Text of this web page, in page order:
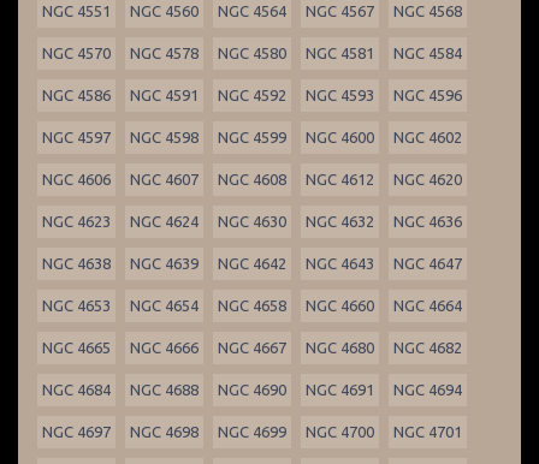
NGC 4551 NGC 4560 NGC 4564 NGC 4567 NGC 4568
NGC 4570 NGC 4578 NGC 4580 NGC 4581 NGC 4584
NGC 4586 NGC 4591 NGC 4592 NGC 4593 NGC 4596
NGC 4597 NGC 4598 NGC 4599 NGC 4600 NGC 4602
NGC 4606 NGC 4607 NGC 4608 NGC 4612 NGC 4620
NGC 4623 NGC 4624 NGC 4630 NGC 4632 NGC 4636
NGC 4638 NGC 4639 NGC 4642 NGC 4643 NGC 4647
NGC 4653 NGC 4654 NGC 4658 NGC 4660 NGC 4664
NGC 4665 NGC 4666 NGC 4667 NGC 4680 NGC 4682
NGC 4684 NGC 4688 NGC 4690 NGC 4691 NGC 4694
NGC 4697 NGC 4698 NGC 4699 NGC 4700 NGC 4701